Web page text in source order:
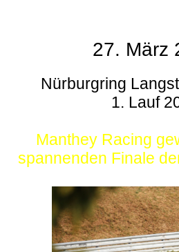
27. März
Nürburgring
1. Lauf
Manthey Racing
spannenden Finale